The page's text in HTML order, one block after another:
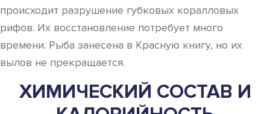
происходит разрушение губковых коралловых
рифов. Их восстановление потребует много
времени. Рыба занесена в Красную книгу, но их
вылов не прекращается.
ХИМИЧЕСКИЙ СОСТАВ И